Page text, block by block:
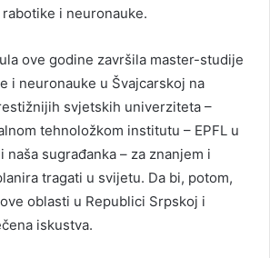
i neuronauke.
ove godine završila master-studije
i neuronauke u Švajcarskoj na
svjetskih univerziteta –
tehnoložkom institutu – EPFL u
naša sugrađanka – za znanjem i
tragati u svijetu. Da bi, potom,
oblasti u Republici Srpskoj i
iskustva.